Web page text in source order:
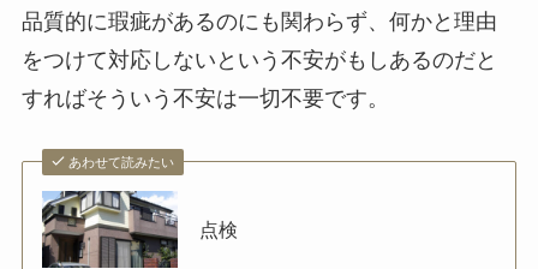
品質的に瑕疵があるのにも関わらず、何かと理由
をつけて対応しないという不安がもしあるのだと
すればそういう不安は一切不要です。
あわせて読みたい
点検